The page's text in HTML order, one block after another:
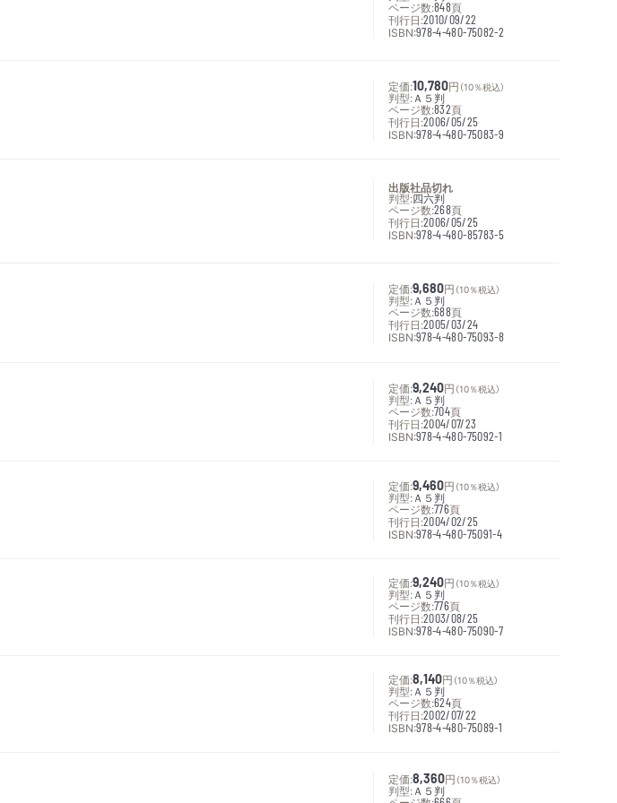
ページ数:848頁
刊行日:2010/09/22
ISBN:978-4-480-75082-2
定価:10,780円 （10％税込）
判型: Ａ５判
ページ数:832頁
刊行日:2006/05/25
ISBN:978-4-480-75083-9
出版社品切れ
判型:四六判
ページ数:268頁
刊行日:2006/05/25
ISBN:978-4-480-85783-5
定価:9,680円 （10％税込）
判型: Ａ５判
ページ数:688頁
刊行日:2005/03/24
ISBN:978-4-480-75093-8
定価:9,240円 （10％税込）
判型: Ａ５判
ページ数:704頁
刊行日:2004/07/23
ISBN:978-4-480-75092-1
定価:9,460円 （10％税込）
判型: Ａ５判
ページ数:776頁
刊行日:2004/02/25
ISBN:978-4-480-75091-4
定価:9,240円 （10％税込）
判型: Ａ５判
ページ数:776頁
刊行日:2003/08/25
ISBN:978-4-480-75090-7
定価:8,140円 （10％税込）
判型: Ａ５判
ページ数:624頁
刊行日:2002/07/22
ISBN:978-4-480-75089-1
定価:8,360円 （10％税込）
判型: Ａ５判